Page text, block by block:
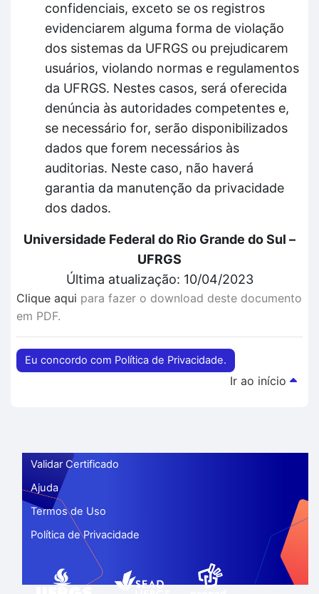
confidenciais, exceto se os registros
evidenciarem alguma forma de violação
dos sistemas da UFRGS ou prejudicarem
usuários, violando normas e regulamentos
da UFRGS. Nestes casos, será oferecida
denúncia às autoridades competentes e,
se necessário for, serão disponibilizados
dados que forem necessários às
auditorias. Neste caso, não haverá
garantia da manutenção da privacidade
dos dados.
Universidade Federal do Rio Grande do Sul –
UFRGS
Última atualização: 10/04/2023
Clique aqui para fazer o download deste documento
em PDF.
Eu concordo com Política de Privacidade.
Ir ao início
Validar Certificado
Ajuda
Termos de Uso
Política de Privacidade